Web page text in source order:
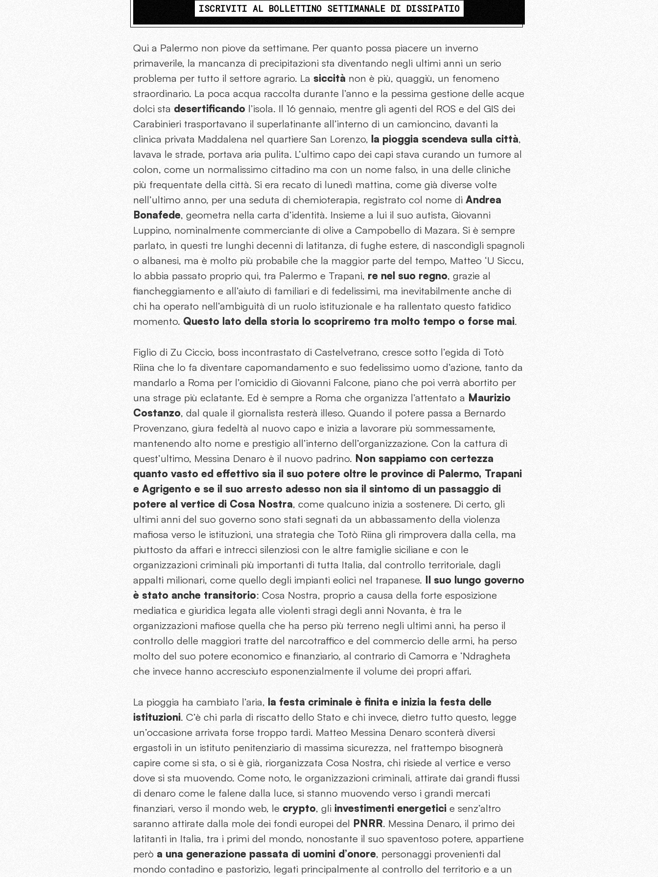
ISCRIVITI AL BOLLETTINO SETTIMANALE DI DISSIPATIO
Qui a Palermo non piove da settimane. Per quanto possa piacere un inverno
primaverile, la mancanza di precipitazioni sta diventando negli ultimi anni un serio
problema per tutto il settore agrario. La siccità non è più, quaggiù, un fenomeno
straordinario. La poca acqua raccolta durante l’anno e la pessima gestione delle acque
dolci sta desertificando l’isola. Il 16 gennaio, mentre gli agenti del ROS e del GIS dei
Carabinieri trasportavano il superlatinante all’interno di un camioncino, davanti la
clinica privata Maddalena nel quartiere San Lorenzo, la pioggia scendeva sulla città,
lavava le strade, portava aria pulita. L’ultimo capo dei capi stava curando un tumore al
colon, come un normalissimo cittadino ma con un nome falso, in una delle cliniche
più frequentate della città. Si era recato di lunedì mattina, come già diverse volte
nell’ultimo anno, per una seduta di chemioterapia, registrato col nome di Andrea
Bonafede, geometra nella carta d’identità. Insieme a lui il suo autista, Giovanni
Luppino, nominalmente commerciante di olive a Campobello di Mazara. Si è sempre
parlato, in questi tre lunghi decenni di latitanza, di fughe estere, di nascondigli spagnoli
o albanesi, ma è molto più probabile che la maggior parte del tempo, Matteo ‘U Siccu,
lo abbia passato proprio qui, tra Palermo e Trapani, re nel suo regno, grazie al
fiancheggiamento e all’aiuto di familiari e di fedelissimi, ma inevitabilmente anche di
chi ha operato nell’ambiguità di un ruolo istituzionale e ha rallentato questo fatidico
momento. Questo lato della storia lo scopriremo tra molto tempo o forse mai.
Figlio di Zu Ciccio, boss incontrastato di Castelvetrano, cresce sotto l’egida di Totò
Riina che lo fa diventare capomandamento e suo fedelissimo uomo d’azione, tanto da
mandarlo a Roma per l’omicidio di Giovanni Falcone, piano che poi verrà abortito per
una strage più eclatante. Ed è sempre a Roma che organizza l’attentato a Maurizio
Costanzo, dal quale il giornalista resterà illeso. Quando il potere passa a Bernardo
Provenzano, giura fedeltà al nuovo capo e inizia a lavorare più sommessamente,
mantenendo alto nome e prestigio all’interno dell’organizzazione. Con la cattura di
quest’ultimo, Messina Denaro è il nuovo padrino. Non sappiamo con certezza
quanto vasto ed effettivo sia il suo potere oltre le province di Palermo, Trapani
e Agrigento e se il suo arresto adesso non sia il sintomo di un passaggio di
potere al vertice di Cosa Nostra, come qualcuno inizia a sostenere. Di certo, gli
ultimi anni del suo governo sono stati segnati da un abbassamento della violenza
mafiosa verso le istituzioni, una strategia che Totò Riina gli rimprovera dalla cella, ma
piuttosto da affari e intrecci silenziosi con le altre famiglie siciliane e con le
organizzazioni criminali più importanti di tutta Italia, dal controllo territoriale, dagli
appalti milionari, come quello degli impianti eolici nel trapanese. Il suo lungo governo
è stato anche transitorio: Cosa Nostra, proprio a causa della forte esposizione
mediatica e giuridica legata alle violenti stragi degli anni Novanta, è tra le
organizzazioni mafiose quella che ha perso più terreno negli ultimi anni, ha perso il
controllo delle maggiori tratte del narcotraffico e del commercio delle armi, ha perso
molto del suo potere economico e finanziario, al contrario di Camorra e ‘Ndragheta
che invece hanno accresciuto esponenzialmente il volume dei propri affari.
La pioggia ha cambiato l’aria, la festa criminale è finita e inizia la festa delle
istituzioni. C’è chi parla di riscatto dello Stato e chi invece, dietro tutto questo, legge
un’occasione arrivata forse troppo tardi. Matteo Messina Denaro sconterà diversi
ergastoli in un istituto penitenziario di massima sicurezza, nel frattempo bisognerà
capire come si sta, o si è già, riorganizzata Cosa Nostra, chi risiede al vertice e verso
dove si sta muovendo. Come noto, le organizzazioni criminali, attirate dai grandi flussi
di denaro come le falene dalla luce, si stanno muovendo verso i grandi mercati
finanziari, verso il mondo web, le crypto, gli investimenti energetici e senz’altro
saranno attirate dalla mole dei fondi europei del PNRR. Messina Denaro, il primo dei
latitanti in Italia, tra i primi del mondo, nonostante il suo spaventoso potere, appartiene
però a una generazione passata di uomini d’onore, personaggi provenienti dal
mondo contadino e pastorizio, legati principalmente al controllo del territorio e a un